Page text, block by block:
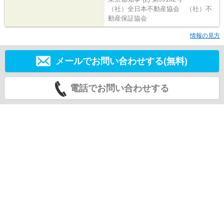
（社）全日本不動産協会 （社）不
動産保証協会
情報の見方
メールでお問い合わせする(無料)
電話でお問い合わせする